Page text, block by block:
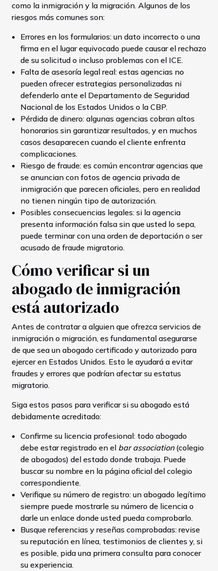
como la inmigración y la migración. Algunos de los
riesgos más comunes son:
Errores en los formularios: un dato incorrecto o una
firma en el lugar equivocado puede causar el rechazo
de su solicitud o incluso problemas con el ICE.
Falta de asesoría legal real: estas agencias no
pueden ofrecer estrategias personalizadas ni
defenderlo ante el Departamento de Seguridad
Nacional de los Estados Unidos o la CBP.
Pérdida de dinero: algunas agencias cobran altos
honorarios sin garantizar resultados, y en muchos
casos desaparecen cuando el cliente enfrenta
complicaciones.
Riesgo de fraude: es común encontrar agencias que
se anuncian con fotos de agencia privada de
inmigración que parecen oficiales, pero en realidad
no tienen ningún tipo de autorización.
Posibles consecuencias legales: si la agencia
presenta información falsa sin que usted lo sepa,
puede terminar con una orden de deportación o ser
acusado de fraude migratorio.
Cómo verificar si un
abogado de inmigración
está autorizado
Antes de contratar a alguien que ofrezca servicios de
inmigración o migración, es fundamental asegurarse
de que sea un abogado certificado y autorizado para
ejercer en Estados Unidos. Esto le ayudará a evitar
fraudes y errores que podrían afectar su estatus
migratorio.
Siga estos pasos para verificar si su abogado está
debidamente acreditado:
Confirme su licencia profesional: todo abogado
debe estar registrado en el bar association(colegio
de abogados) del estado donde trabaja. Puede
buscar su nombre en la página oficial del colegio
correspondiente.
Verifique su número de registro: un abogado legítimo
siempre puede mostrarle su número de licencia o
darle un enlace donde usted pueda comprobarlo.
Busque referencias y reseñas comprobadas: revise
su reputación en línea, testimonios de clientes y, si
es posible, pida una primera consulta para conocer
su experiencia.